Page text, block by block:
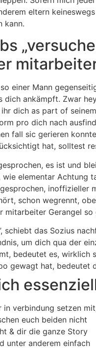
eltern
kann.
einer Mann
dich ankämpft. Zwar
dich as part of
pro dich nach
fall sic gerieren
hat, solltest
es ist und
elementar
inoffizieller
schon wegrennt,
Gerangel
schiebt das Sozius
um dich qua der
bedeutet es, wirklich
gewagt hat, bedeutet
in verbindung setzen
euch beiden nicht
& dir die ganze Story
unter anderem einfach